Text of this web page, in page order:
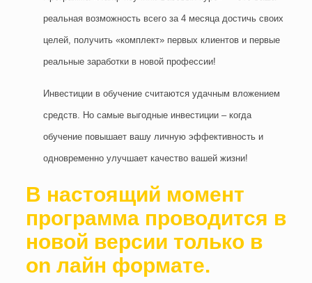
реальная возможность всего за 4 месяца достичь своих
целей, получить «комплект» первых клиентов и первые
реальные заработки в новой профессии!
Инвестиции в обучение считаются удачным вложением
средств. Но самые выгодные инвестиции – когда
обучение повышает вашу личную эффективность и
одновременно улучшает качество вашей жизни!
В настоящий момент
программа проводится в
новой версии только в
оn лайн формате.